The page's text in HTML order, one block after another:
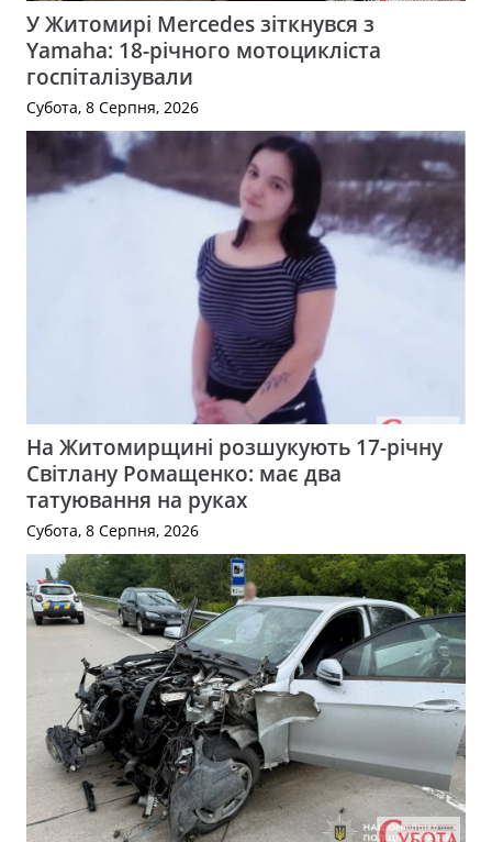
У Житомирі Mercedes зіткнувся з
Yamaha: 18-річного мотоцикліста
госпіталізували
Субота, 8 Серпня, 2026
На Житомирщині розшукують 17-річну
Світлану Ромащенко: має два
татуювання на руках
Субота, 8 Серпня, 2026